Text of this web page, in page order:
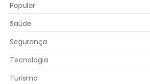
Popular
Saúde
Segurança
Tecnologia
Turismo